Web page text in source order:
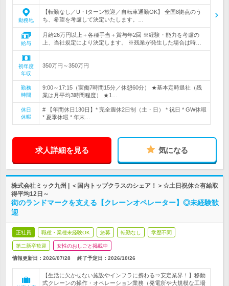
勤務地
【転勤なし／U・Iターン歓迎／自転車通勤OK】 全国8拠点のう
ち、希望を考慮して決定いたします。…
給与
月給26万円以上＋各種手当＋賞与年2回 ※経験・能力を考慮の
上、当社規定により決定します。 ※残業が発生した場合は時…
初年度
年収
350万円～350万円
勤務
時間
9:00～17:15（実働7時間15分／休憩60分） ★基本定時退社（残
業は月平均3時間程度） ★1…
休日
休暇
# 【年間休日130日】* 完全週休2日制（土・日） * 祝日 * GW休暇
* 夏季休暇 * 年末…
求人詳細を見る 気になる
株式会社ミック九州 | ＜国内トップクラスのシェア！＞☆土日祝休☆有給取
得平均12日～
街のランドマークを支える【クレーンオペレーター】◎未経験歓
迎
正社員 職種・業種未経験OK 急募 転勤なし 学歴不問
第二新卒歓迎 女性のおしごと掲載中
情報更新日：2026/07/28 終了予定日： 2026/10/26
【生活に欠かせない施設やインフラに携わる⇒安定業界！】移動
式クレーンの操作・オペレーション業務（発電所や大規模な工場